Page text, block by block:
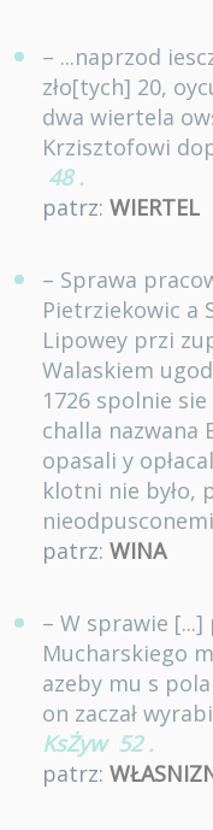
– ...naprzod
zło[tych] 20,
dwa wiertela
Krzisztofowi
48 .
patrz: WIERTEL
– Sprawa
Pietrziekowic a
Lipowey przi
Walaskiem
1726 spolnie
challa nazwana
opasali y
klotni nie było,
patrz: WINA
– W sprawie [...]
Mucharskiego
azeby mu s
on zaczał
KsŻyw 52 .
patrz: